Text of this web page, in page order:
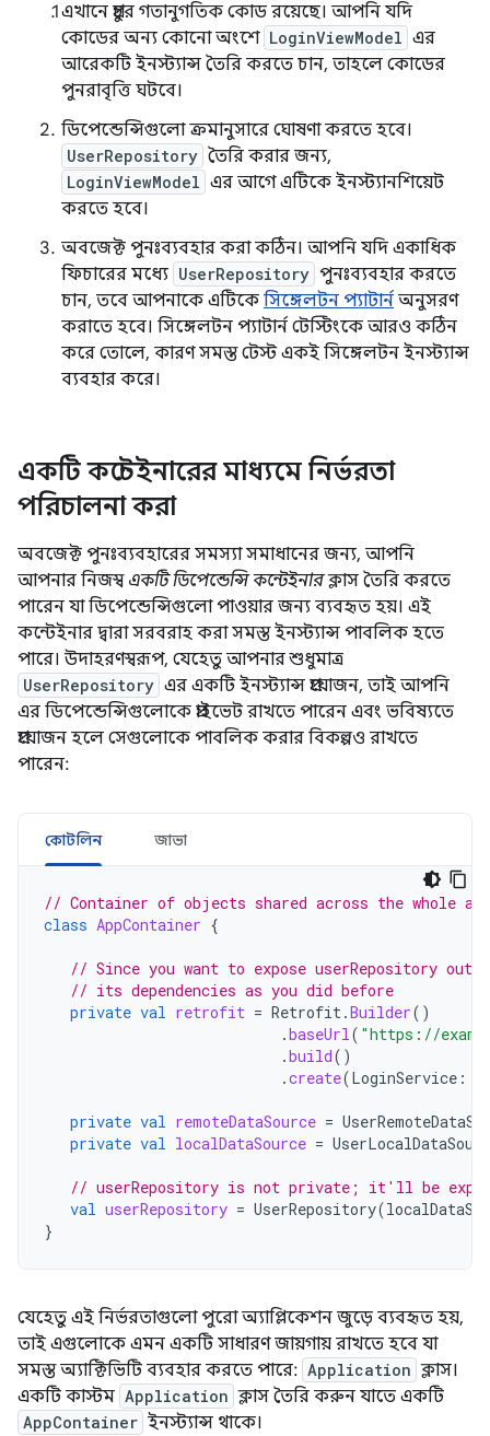
এখানে প্রচুর গতানুগতিক কোড রয়েছে। আপনি যদি
কোডের অন্য কোনো অংশে LoginViewModel এর
আরেকটি ইনস্ট্যান্স তৈরি করতে চান, তাহলে কোডের
পুনরাবৃত্তি ঘটবে।
ডিপেন্ডেন্সিগুলো ক্রমানুসারে ঘোষণা করতে হবে।
UserRepository তৈরি করার জন্য,
LoginViewModel এর আগে এটিকে ইনস্ট্যানশিয়েট
করতে হবে।
অবজেক্ট পুনঃব্যবহার করা কঠিন। আপনি যদি একাধিক
ফিচারের মধ্যে UserRepository পুনঃব্যবহার করতে
চান, তবে আপনাকে এটিকে সিঙ্গেলটন প্যাটার্ন অনুসরণ
করাতে হবে। সিঙ্গেলটন প্যাটার্ন টেস্টিংকে আরও কঠিন
করে তোলে, কারণ সমস্ত টেস্ট একই সিঙ্গেলটন ইনস্ট্যান্স
ব্যবহার করে।
একটি কন্টেইনারের মাধ্যমে নির্ভরতা
পরিচালনা করা
অবজেক্ট পুনঃব্যবহারের সমস্যা সমাধানের জন্য, আপনি
আপনার নিজস্ব একটি ডিপেন্ডেন্সি কন্টেইনারক্লাস তৈরি করতে
পারেন যা ডিপেন্ডেন্সিগুলো পাওয়ার জন্য ব্যবহৃত হয়। এই
কন্টেইনার দ্বারা সরবরাহ করা সমস্ত ইনস্ট্যান্স পাবলিক হতে
পারে। উদাহরণস্বরূপ, যেহেতু আপনার শুধুমাত্র
UserRepository এর একটি ইনস্ট্যান্স প্রয়োজন, তাই আপনি
এর ডিপেন্ডেন্সিগুলোকে প্রাইভেট রাখতে পারেন এবং ভবিষ্যতে
প্রয়োজন হলে সেগুলোকে পাবলিক করার বিকল্পও রাখতে
পারেন:
কোটলিন জাভা
// Container of objects shared across the whole app
class AppContainer {
// Since you want to expose userRepository
// its dependencies as you did before
private val retrofit = Retrofit.Builder()
.baseUrl( "https://
.build()
.create(LoginService ::
private val remoteDataSource =
private val localDataSource =
// userRepository is not private; it'll be
val userRepository = UserRepository(
}
যেহেতু এই নির্ভরতাগুলো পুরো অ্যাপ্লিকেশন জুড়ে ব্যবহৃত হয়,
তাই এগুলোকে এমন একটি সাধারণ জায়গায় রাখতে হবে যা
সমস্ত অ্যাক্টিভিটি ব্যবহার করতে পারে: Application ক্লাস।
একটি কাস্টম Application ক্লাস তৈরি করুন যাতে একটি
AppContainer ইনস্ট্যান্স থাকে।